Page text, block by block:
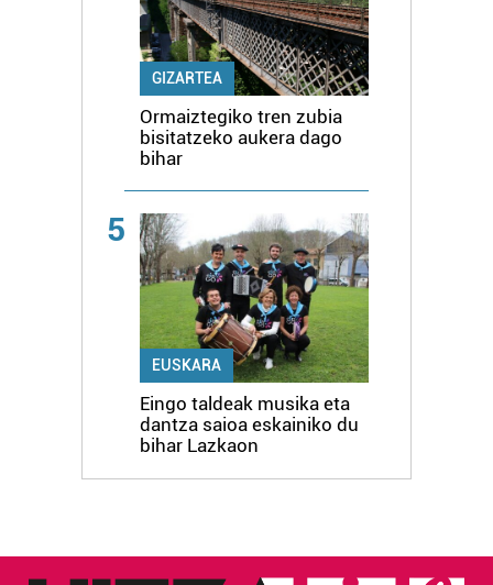
GIZARTEA
Ormaiztegiko tren zubia
bisitatzeko aukera dago
bihar
5
EUSKARA
Eingo taldeak musika eta
dantza saioa eskainiko du
bihar Lazkaon